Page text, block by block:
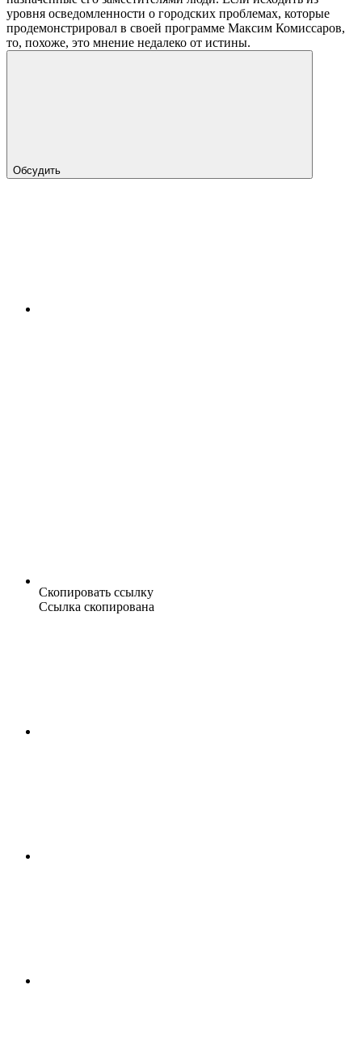
уровня осведомленности о городских проблемах, которые
продемонстрировал в своей программе Максим Комиссаров,
то, похоже, это мнение недалеко от истины.
Обсудить
Скопировать ссылку
Ссылка скопирована